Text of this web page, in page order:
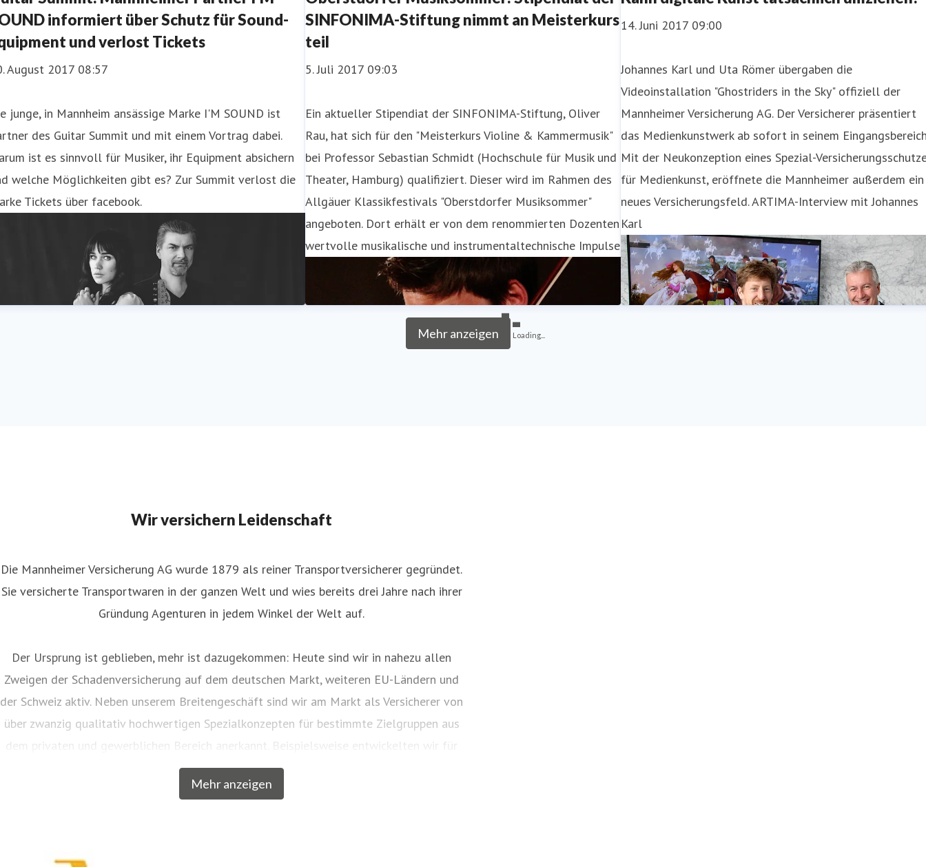
informiert über Schutz für Sound-
und verlost Tickets
August 2017 08:57
junge, in Mannheim ansässige Marke I'M SOUND ist
des Guitar Summit und mit einem Vortrag dabei.
ist es sinnvoll für Musiker, ihr Equipment absichern
welche Möglichkeiten gibt es? Zur Summit verlost die
Tickets über facebook.
SINFONIMA-Stiftung nimmt an Meisterkurs
teil
5. Juli 2017 09:03
Ein aktueller Stipendiat der SINFONIMA-Stiftung, Oliver
Rau, hat sich für den "Meisterkurs Violine & Kammermusik"
bei Professor Sebastian Schmidt (Hochschule für Musik und
Theater, Hamburg) qualifiziert. Dieser wird im Rahmen des
Allgäuer Klassikfestivals "Oberstdorfer Musiksommer"
angeboten. Dort erhält er von dem renommierten Dozenten
wertvolle musikalische und instrumentaltechnische Impulse
14. Juni 2017 09:00
Johannes Karl und Uta Römer übergaben die
Videoinstallation "Ghostriders in the Sky" offiziell der
Mannheimer Versicherung AG. Der Versicherer präsentiert
das Medienkunstwerk ab sofort in seinem
Mit der Neukonzeption eines Spezial-
für Medienkunst, eröffnete die Mannheimer außerdem ein
neues Versicherungsfeld. ARTIMA-Interview mit Johannes
Karl
Mehr anzeigen Loading...
Wir versichern Leidenschaft
Mehr anzeigen
Die Mannheimer Versicherung AG wurde 1879 als reiner Transportversicherer gegründet.
Sie versicherte Transportwaren in der ganzen Welt und wies bereits drei Jahre nach ihrer
Gründung Agenturen in jedem Winkel der Welt auf.
Der Ursprung ist geblieben, mehr ist dazugekommen: Heute sind wir in nahezu allen
Zweigen der Schadenversicherung auf dem deutschen Markt, weiteren EU-Ländern und
der Schweiz aktiv. Neben unserem Breitengeschäft sind wir am Markt als Versicherer von
über zwanzig qualitativ hochwertigen Spezialkonzepten für bestimmte Zielgruppen aus
dem privaten und gewerblichen Bereich anerkannt. Beispielsweise entwickelten wir für
Musiker, Galeristen und Juweliere komplette Absicherungspakete. Diese tragen
charakteristische Markennamen wie SINFONIMA®, ARTIMA® und VALORIMA®.
Mannheimer als Transportversicherer gut wieder: Gerade, wenn wertvolle Gegenstände